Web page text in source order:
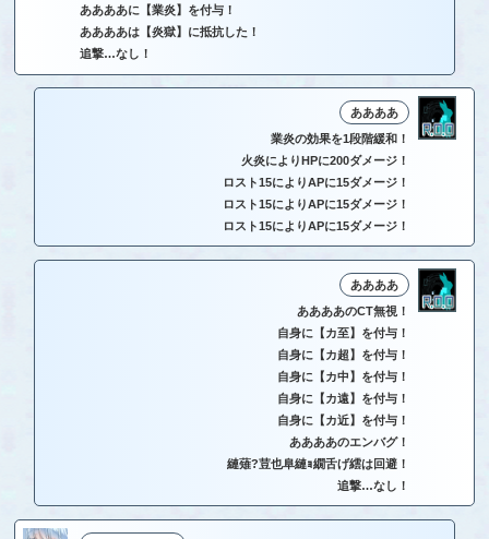
ああああに【業炎】を付与！
ああああは【炎獄】に抵抗した！
追撃…なし！
ああああ
業炎の効果を1段階緩和！
火炎によりHPに200ダメージ！
ロスト15によりAPに15ダメージ！
ロスト15によりAPに15ダメージ！
ロスト15によりAPに15ダメージ！
ああああ
ああああのCT無視！
自身に【カ至】を付与！
自身に【カ超】を付与！
自身に【カ中】を付与！
自身に【カ遠】を付与！
自身に【カ近】を付与！
ああああのエンバグ！
縺薙?荳也阜縺ｮ繝舌げ繧は回避！
追撃…なし！